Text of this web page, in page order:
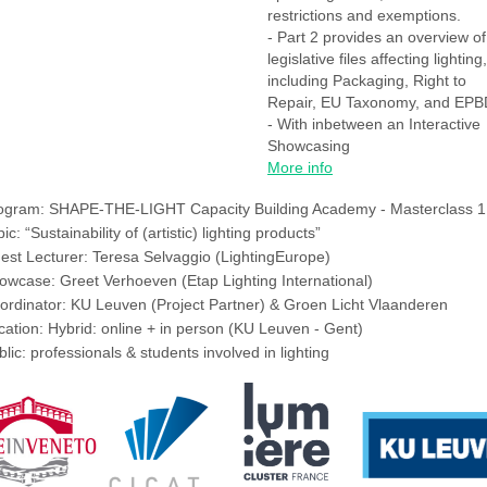
restrictions and exemptions.
- Part 2 provides an overview of
legislative files affecting lighting,
including Packaging, Right to
Repair, EU Taxonomy, and
- With inbetween an Interactive
Showcasing
More info
SHAPE-THE-LIGHT Capacity Building Academy - Masterclass 1
“Sustainability of (artistic) lighting products”
Lecturer: Teresa Selvaggio (LightingEurope)
Greet Verhoeven (Etap Lighting International)
KU Leuven (Project Partner) & Groen Licht Vlaanderen
Hybrid: online + in person (KU Leuven - Gent)
professionals & students involved in lighting